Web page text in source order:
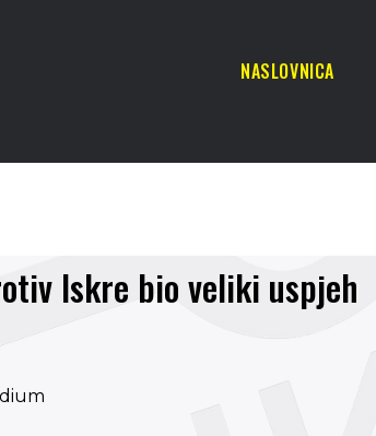
NASLOVNICA
Iskre bio veliki uspjeh